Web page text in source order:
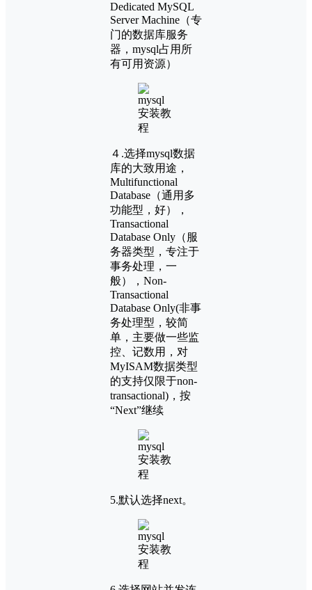
Dedicated MySQL
Server Machine（专
门的数据库服务
器，mysql占用所
有可用资源）
４.选择mysql数据
库的大致用途，
Multifunctional
Database（通用多
功能型，好），
Transactional
Database Only（服
务器类型，专注于
事务处理，一
般），Non-
Transactional
Database Only(非事
务处理型，较简
单，主要做一些监
控、记数用，对
MyISAM数据类型
的支持仅限于non-
transactional)，按
“Next”继续
5.默认选择next。